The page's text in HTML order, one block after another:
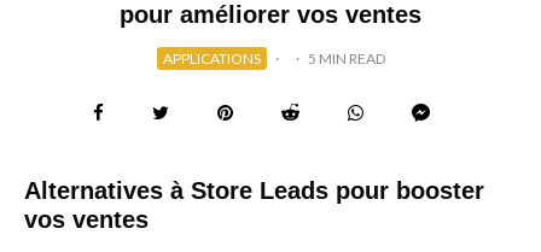
pour améliorer vos ventes
APPLICATIONS · · 5 MIN READ
Alternatives à Store Leads pour booster
vos ventes